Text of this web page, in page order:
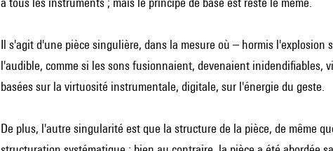
Il s'agit d'une pièce singulière, dans la mesure où – hormis
l'audible, comme si les sons fusionnaient, devenaient inidendifiables,
basées sur la virtuosité instrumentale, digitale, sur l'énergie du geste.
De plus, l'autre singularité est que la structure de la pièce, de même